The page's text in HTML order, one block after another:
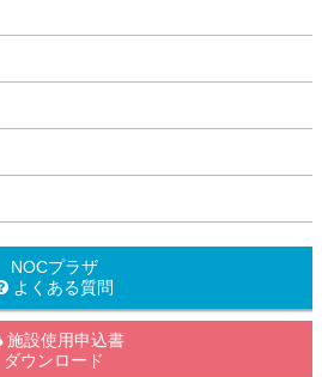
NOCプラザ
よくある質問
施設使用申込書
ダウンロード